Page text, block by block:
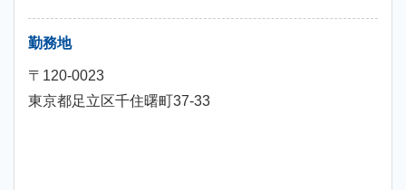
勤務地
〒120-0023
東京都足立区千住曙町37-33